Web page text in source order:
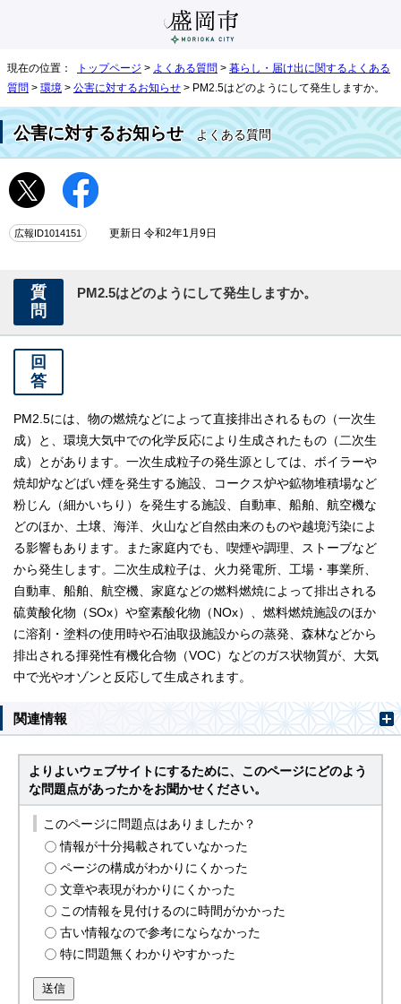
現在の位置： トップページ > よくある質問 > 暮らし・届け出に関するよくある
質問 > 環境 > 公害に対するお知らせ > PM2.5はどのようにして発生しますか。
公害に対するお知らせよくある質問
広報ID1014151 更新日 令和2年1月9日
質
問
PM2.5はどのようにして発生しますか。
回
答
PM2.5には、物の燃焼などによって直接排出されるもの（一次生
成）と、環境大気中での化学反応により生成されたもの（二次生
成）とがあります。一次生成粒子の発生源としては、ボイラーや
焼却炉などばい煙を発生する施設、コークス炉や鉱物堆積場など
粉じん（細かいちり）を発生する施設、自動車、船舶、航空機な
どのほか、土壌、海洋、火山など自然由来のものや越境汚染によ
る影響もあります。また家庭内でも、喫煙や調理、ストーブなど
から発生します。二次生成粒子は、火力発電所、工場・事業所、
自動車、船舶、航空機、家庭などの燃料燃焼によって排出される
硫黄酸化物（SOx）や窒素酸化物（NOx）、燃料燃焼施設のほか
に溶剤・塗料の使用時や石油取扱施設からの蒸発、森林などから
排出される揮発性有機化合物（VOC）などのガス状物質が、大気
中で光やオゾンと反応して生成されます。
関連情報
よりよいウェブサイトにするために、このページにどのよう
な問題点があったかをお聞かせください。
このページに問題点はありましたか？
情報が十分掲載されていなかった
ページの構成がわかりにくかった
文章や表現がわかりにくかった
この情報を見付けるのに時間がかかった
古い情報なので参考にならなかった
特に問題無くわかりやすかった
送信